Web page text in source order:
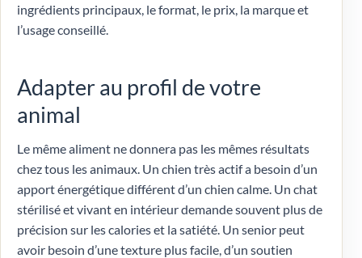
ingrédients principaux, le format, le prix, la marque et
l’usage conseillé.
Adapter au profil de votre
animal
Le même aliment ne donnera pas les mêmes résultats
chez tous les animaux. Un chien très actif a besoin d’un
apport énergétique différent d’un chien calme. Un chat
stérilisé et vivant en intérieur demande souvent plus de
précision sur les calories et la satiété. Un senior peut
avoir besoin d’une texture plus facile, d’un soutien